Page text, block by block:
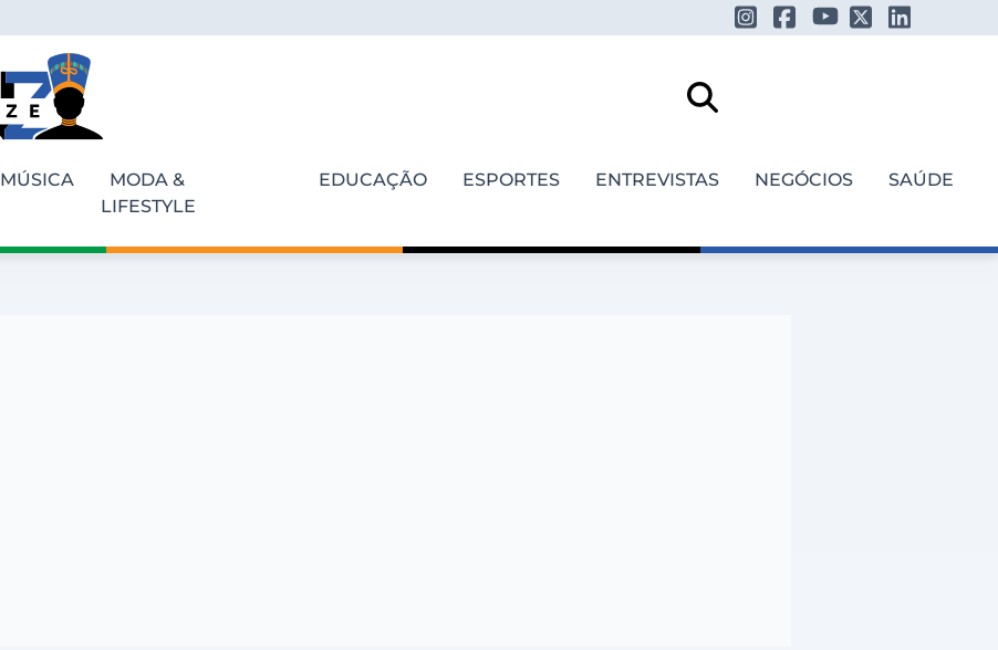
MÚSICA
MODA &
LIFESTYLE
EDUCAÇÃO ESPORTES ENTREVISTAS NEGÓCIOS SAÚDE